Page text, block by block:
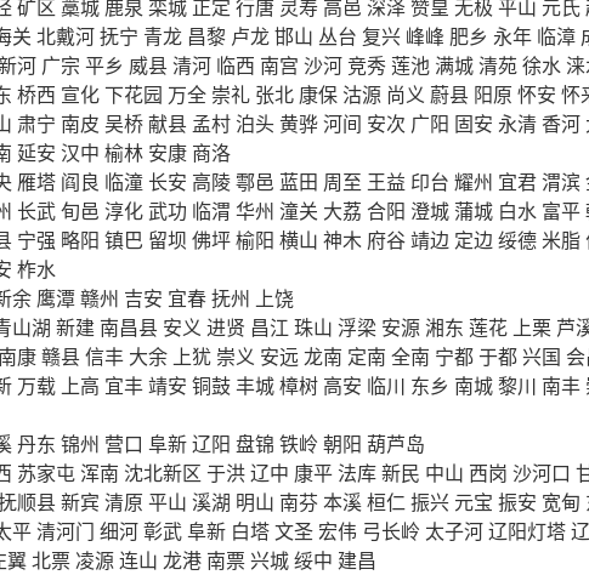
矿区 藁城 鹿泉 栾城 正定 行唐 灵寿 高邑 深泽 赞皇 无极 平山 元氏
关 北戴河抚宁 青龙 昌黎 卢龙邯山 丛台 复兴 峰峰 肥乡 永年 临漳
河 广宗 平乡 威县清河 临西 南宫 沙河竞秀莲池 满城清苑徐水
桥西 宣化下花园 万全 崇礼 张北 康保 沽源 尚义 蔚县 阳原 怀安 怀
肃宁 南皮 吴桥献县 孟村 泊头黄骅河间 安次 广阳 固安 永清 香河
延安 汉中 榆林 安康 商洛
雁塔 阎良 临潼 长安 高陵鄠邑 蓝田 周至 王益 印台 耀州 宜君渭滨
长武旬邑 淳化武功 临渭 华州 潼关 大荔 合阳 澄城蒲城 白水 富平
宁强 略阳 镇巴 留坝 佛坪榆阳 横山 神木 府谷靖边 定边绥德 米脂
柞水
余 鹰潭赣州 吉安 宜春抚州 上饶
山湖 新建 南昌县 安义 进贤 昌江 珠山 浮梁 安源湘东 莲花 上栗 芦
南康赣县信丰 大余 上犹 崇义 安远 龙南 定南 全南 宁都于都兴国
万载 上高 宜丰靖安 铜鼓丰城樟树 高安 临川 东乡 南城黎川 南丰
丹东 锦州 营口 阜新辽阳 盘锦 铁岭 朝阳 葫芦岛
苏家屯 浑南 沈北新区 于洪辽中 康平 法库新民 中山 西岗 沙河口
顺县新宾 清原 平山 溪湖 明山 南芬 本溪桓仁振兴 元宝 振安 宽甸
平清河门 细河彰武阜新 白塔文圣宏伟 弓长岭 太子河辽阳灯塔
翼北票 凌源连山 龙港 南票兴城绥中 建昌